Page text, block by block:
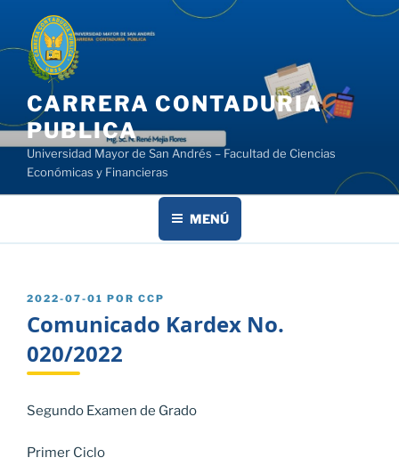
contenido
CARRERA CONTADURIA
PUBLICA
Universidad Mayor de San Andrés – Facultad de Ciencias
Económicas y Financieras
MENÚ
PUBLICADO
2022-07-01 POR CCP
Comunicado Kardex No.
020/2022
Segundo Examen de Grado
Primer Ciclo